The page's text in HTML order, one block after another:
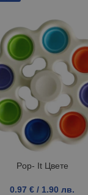
Pop- It Цвете
0.97 € / 1.90 лв.